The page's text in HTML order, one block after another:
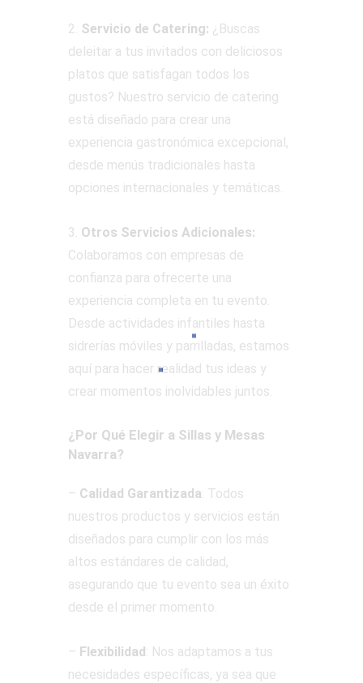
2. Servicio de Catering: ¿Buscas
deleitar a tus invitados con deliciosos
platos que satisfagan todos los
gustos? Nuestro servicio de catering
está diseñado para crear una
experiencia gastronómica excepcional,
desde menús tradicionales hasta
opciones internacionales y temáticas.
3. Otros Servicios Adicionales:
Colaboramos con empresas de
confianza para ofrecerte una
experiencia completa en tu evento.
Desde actividades infantiles hasta
sidrerías móviles y parrilladas, estamos
aquí para hacer realidad tus ideas y
crear momentos inolvidables juntos.
¿Por Qué Elegir a Sillas y Mesas
Navarra?
– Calidad Garantizada: Todos
nuestros productos y servicios están
diseñados para cumplir con los más
altos estándares de calidad,
asegurando que tu evento sea un éxito
desde el primer momento.
– Flexibilidad: Nos adaptamos a tus
necesidades específicas, ya sea que